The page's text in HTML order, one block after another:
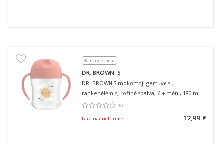
% tik internetu
DR. BROWN' S
DR. BROWN'S mokomoji gertuvė su
rankenėlėmis, rožinė spalva, 6 + mėn., 180 ml
(0)
Vidutinis įvertinimas 0.00
Laikinai neturime 12,99 €